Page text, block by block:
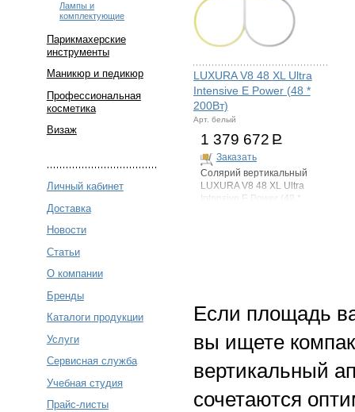
Лампы и
комплектующие
Парикмахерские
инструменты
Маникюр и педикюр
Профессиональная
косметика
Визаж
Личный кабинет
Доставка
Новости
Статьи
О компании
Бренды
Каталоги продукции
Услуги
Сервисная служба
Учебная студия
Прайс-листы
LUXURA V8 48 XL Ultra
Intensive E Power (48 *
200Вт)
Арт. белый
1 379 672 Р
Заказать
Солярий вертикальный
LUXURA V8 48 XL Ultra
Intensive E Power (48 *
Если площадь
вы ищете
вертикальный
сочетаются